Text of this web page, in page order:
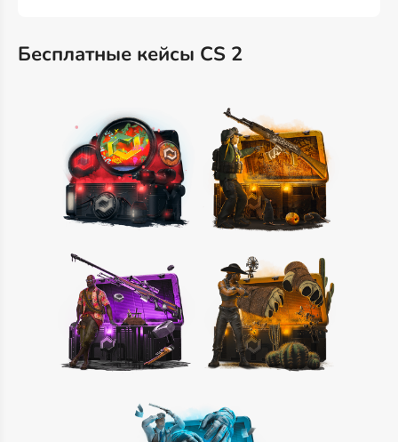
Бесплатные кейсы CS 2